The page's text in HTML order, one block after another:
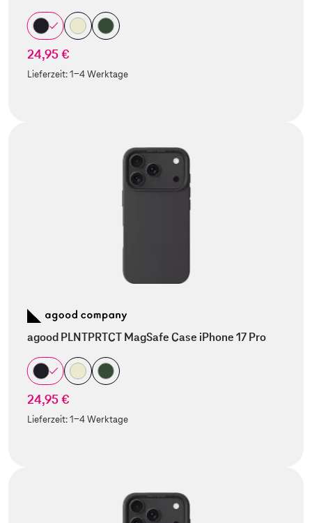
24,95 €
Lieferzeit:1-4 Werktage
agood PLNTPRTCT MagSafe Case iPhone 17 Pro
24,95 €
Lieferzeit:1-4 Werktage